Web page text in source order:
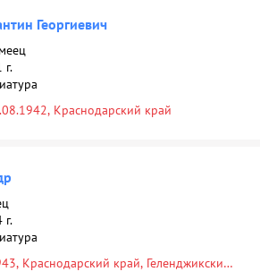
Георгиевич
г.
Краснодарский край
г.
Краснодарский край, Геленджикский